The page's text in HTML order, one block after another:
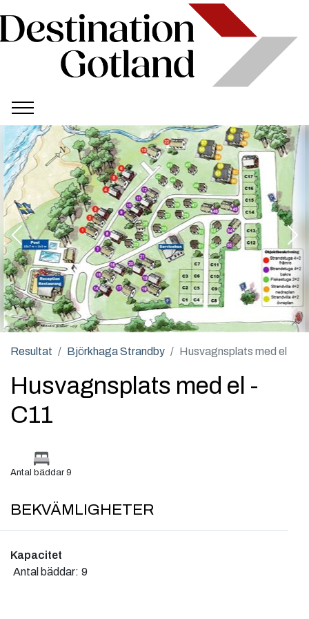
Resultat Björkhaga Strandby Husvagnsplats med el
Husvagnsplats med el -
C11
Antal bäddar 9
BEKVÄMLIGHETER
Kapacitet
Antal bäddar: 9